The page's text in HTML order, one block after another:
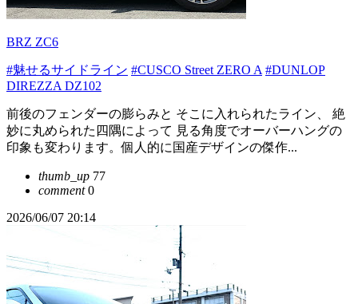
BRZ ZC6
#魅せるサイドライン #CUSCO Street ZERO A #DUNLOP
DIREZZA DZ102
前後のフェンダーの膨らみと そこに入れられたライン、 絶
妙に丸められた四隅によって 見る角度でオーバーハングの
印象も変わります。個人的に国産デザインの傑作...
thumb_up 77
comment0
2026/06/07 20:14